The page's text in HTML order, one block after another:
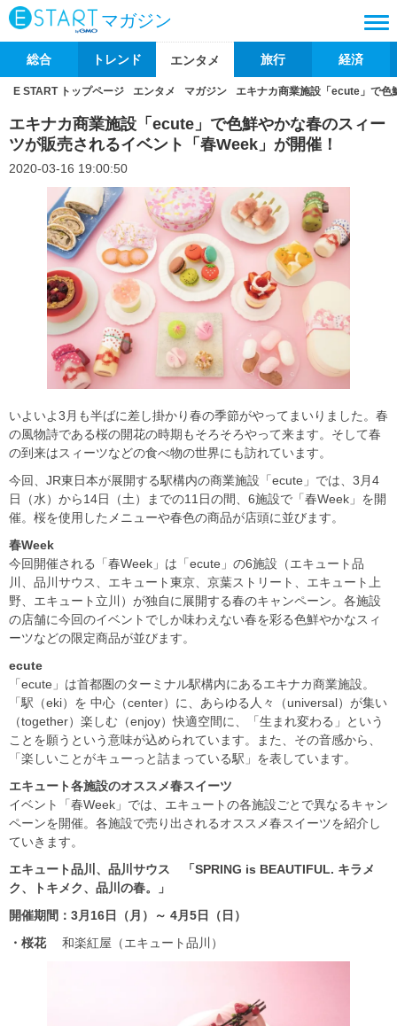
マガジン
総合 トレンド エンタメ 旅行 経済
E START トップページ エンタメ マガジン エキナカ商業施設「ecute」で色
エキナカ商業施設「ecute」で色鮮やかな春のスィー
ツが販売されるイベント「春Week」が開催！
2020-03-16 19:00:50
いよいよ3月も半ばに差し掛かり春の季節がやってまいりました。春
の風物詩である桜の開花の時期もそろそろやって来ます。そして春
の到来はスィーツなどの食べ物の世界にも訪れています。
今回、JR東日本が展開する駅構内の商業施設「ecute」では、3月4
日（水）から14日（土）までの11日の間、6施設で「春Week」を開
催。桜を使用したメニューや春色の商品が店頭に並びます。
春Week
今回開催される「春Week」は「ecute」の6施設（エキュート品
川、品川サウス、エキュート東京、京葉ストリート、エキュート上
野、エキュート立川）が独自に展開する春のキャンペーン。各施設
の店舗に今回のイベントでしか味わえない春を彩る色鮮やかなスィ
ーツなどの限定商品が並びます。
ecute
「ecute」は首都圏のターミナル駅構内にあるエキナカ商業施設。
「駅（eki）を 中心（center）に、あらゆる人々（universal）が集い
（together）楽しむ（enjoy）快適空間に、「生まれ変わる」という
ことを願うという意味が込められています。また、その音感から、
「楽しいことがキューっと詰まっている駅」を表しています。
エキュート各施設のオススメ春スイーツ
イベント「春Week」では、エキュートの各施設ごとで異なるキャン
ペーンを開催。各施設で売り出されるオススメ春スイーツを紹介し
ていきます。
エキュート品川、品川サウス 「SPRING is BEAUTIFUL. キラメ
ク、トキメク、品川の春。」
開催期間：3月16日（月）～ 4月5日（日）
・桜花和楽紅屋（エキュート品川）